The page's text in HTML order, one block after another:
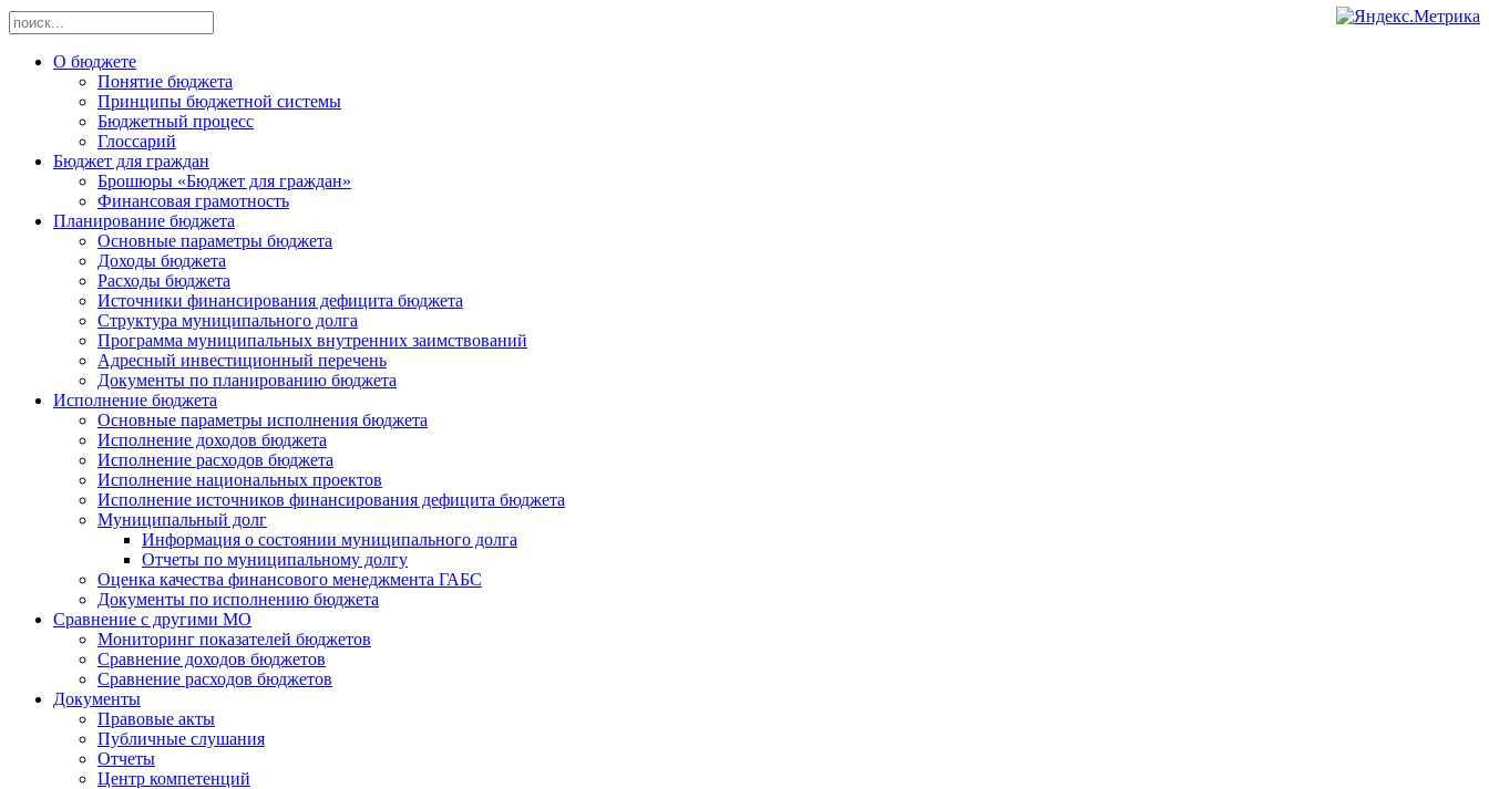
О бюджете
Понятие бюджета
Принципы бюджетной системы
Бюджетный процесс
Глоссарий
Бюджет для граждан
Брошюры «Бюджет для граждан»
Финансовая грамотность
Планирование бюджета
Основные параметры бюджета
Доходы бюджета
Расходы бюджета
Источники финансирования дефицита бюджета
Структура муниципального долга
Программа муниципальных внутренних заимствований
Адресный инвестиционный перечень
Документы по планированию бюджета
Исполнение бюджета
Основные параметры исполнения бюджета
Исполнение доходов бюджета
Исполнение расходов бюджета
Исполнение национальных проектов
Исполнение источников финансирования дефицита бюджета
Муниципальный долг
Информация о состоянии муниципального долга
Отчеты по муниципальному долгу
Оценка качества финансового менеджмента ГАБС
Документы по исполнению бюджета
Сравнение с другими МО
Мониторинг показателей бюджетов
Сравнение доходов бюджетов
Сравнение расходов бюджетов
Документы
Правовые акты
Публичные слушания
Отчеты
Центр компетенций